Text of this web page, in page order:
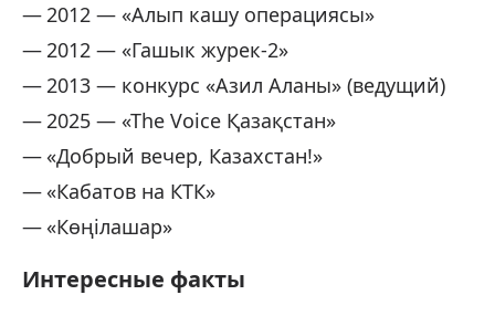
2012 — «Алып кашу операциясы»
2012 — «Гашык журек-2»
2013 — конкурс «Азил Аланы» (ведущий)
2025 — «The Voice Қазақстан»
«Добрый вечер, Казахстан!»
«Кабатов на КТК»
«Көңілашар»
Интересные факты